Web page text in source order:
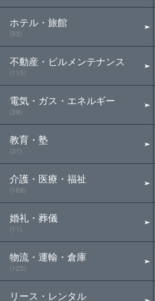
ホテル・旅館
(53)
不動産・ビルメンテナンス
(115)
電気・ガス・エネルギー
(39)
教育・塾
(31)
介護・医療・福祉
(168)
婚礼・葬儀
(11)
物流・運輸・倉庫
(125)
リース・レンタル